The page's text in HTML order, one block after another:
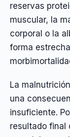
reservas
muscular, la
corporal o la
forma
La
una
insuficiente.
resultado final